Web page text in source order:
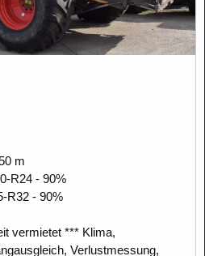
m
R24 - 90%
R32 - 90%
vermietet *** Klima,
Verlustmessung,